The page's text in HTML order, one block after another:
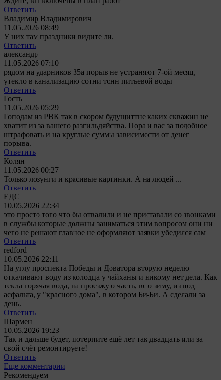
Ответить
Владимир Владимирович
11.05.2026 08:49
У них там праздники видите ли.
Ответить
александр
11.05.2026 07:10
рядом на ударников 35а порыв не устраняют 7-ой месяц,
утекло в канализацию сотни тонн питьевой воды
Ответить
Гость
11.05.2026 05:29
Гоподам из РВК так в скором будущиттне каких скважин не
хватит из за вашего разгильдяйства. Пора и вас за подобное
штрафовать и на круглые суммы зависимости от денег
порыва.
Ответить
Колян
11.05.2026 00:27
Только лозунги и красивые картинки. А на людей ...
Ответить
ЕДС
10.05.2026 22:34
это просто того что бы отвалили и не приставали со звонками
в службы которые должны заниматься этим вопросом они ни
чего не решают главное не оформляют заявки убедился сам
Ответить
redford
10.05.2026 22:11
На углу проспекта Победы и Доватора вторую неделю
откачивают воду из колодца у чайханы и никому нет дела. Как
текла горячая вода, на проезжую часть, всю зиму, из под
асфальта, у "красного дома", в котором Би-Би. А сделали за
день.
Ответить
Шармен
10.05.2026 19:23
Так и дальше будет, потерпите ещё лет так двадцать или за
свой счёт ремонтируете!
Ответить
Еще комментарии
Рекомендуем